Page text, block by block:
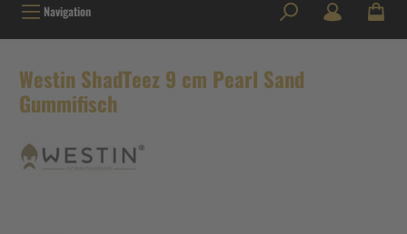
Navigation
Westin ShadTeez 9 cm Pearl Sand
Gummifisch